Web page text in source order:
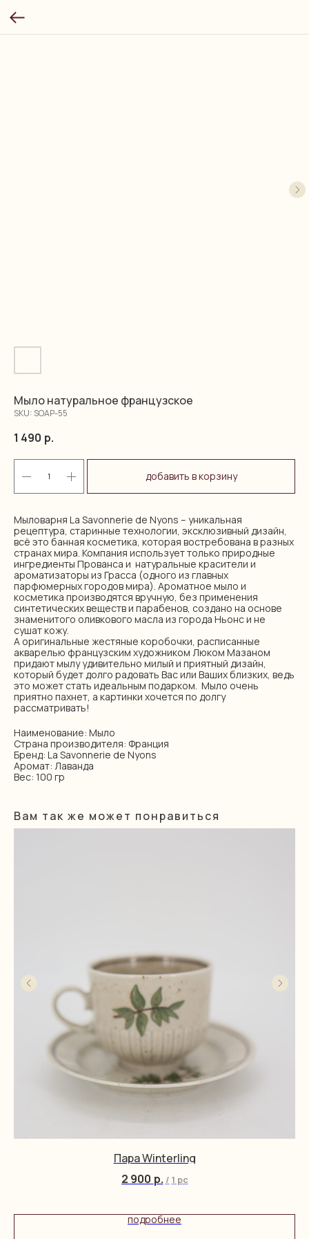
Мыло натуральное французское
SKU: SOAP-55
1 490 р.
добавить в корзину
Мыловарня La Savonnerie de Nyons – уникальная
рецептура, старинные технологии, эксклюзивный дизайн,
всё это банная косметика, которая востребована в разных
странах мира. Компания использует только природные
ингредиенты Прованса и натуральные красители и
ароматизаторы из Грасса (одного из главных
парфюмерных городов мира). Ароматное мыло и
косметика производятся вручную, без применения
синтетических веществ и парабенов, создано на основе
знаменитого оливкового масла из города Ньонс и не
сушат кожу.
А оригинальные жестяные коробочки, расписанные
акварелью французским художником Люком Мазаном
придают мылу удивительно милый и приятный дизайн,
который будет долго радовать Вас или Ваших близких, ведь
это может стать идеальным подарком. Мыло очень
приятно пахнет, а картинки хочется по долгу
рассматривать!
Наименование: Мыло
Страна производителя: Франция
Бренд: La Savonnerie de Nyons
Аромат: Лаванда
Вес: 100 гр
Вам так же может понравиться
Пара Winterling
2 900 р. / 1 pc
подробнее